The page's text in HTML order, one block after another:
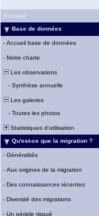
Accueil
Base de données
- Accueil base de données
- Notre charte
Les observations
- Synthèse annuelle
Les galeries
- Toutes les photos
Statistiques d'utilisation
Qu'est-ce que la migration ?
- Généralités
- Aux origines de la migration
- Des connaissances récentes
- Diversité des migrations
- Un périple risqué